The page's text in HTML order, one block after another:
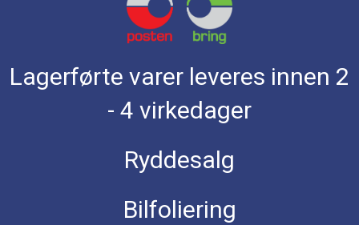
Lagerførte varer leveres innen 2
- 4 virkedager
Ryddesalg
Bilfoliering